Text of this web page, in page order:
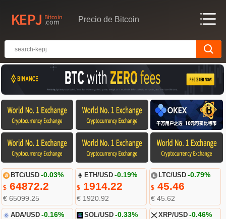
Precio de Bitcoin
BTC/USD -0.03%
$64872.2
€ 65099.25
ETH/USD -0.19%
$ 1914.22
€ 1920.92
LTC/USD -0.79%
$45.46
€ 45.62
ADA/USD -0.16% SOL/USD -0.33% XRP/USD -0.46%